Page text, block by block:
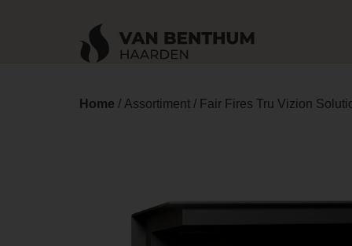
Home / Assortiment/ Fair Fires Tru Vizion